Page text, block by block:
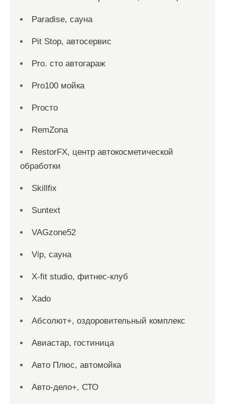
Paradise, сауна
Pit Stop, автосервис
Pro. cтo автогараж
Pro100 мойка
Proсто
RemZona
RestorFX, центр автокосметической
обработки
Skillfix
Suntext
VAGzone52
Vip, сауна
X-fit studio, фитнес-клуб
Xado
Абсолют+, оздоровительный комплекс
Авиастар, гостиница
Авто Плюс, автомойка
Авто-дело+, СТО